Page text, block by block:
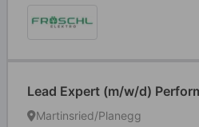
Lead Expert (m/w/d)
Martinsried/Planegg